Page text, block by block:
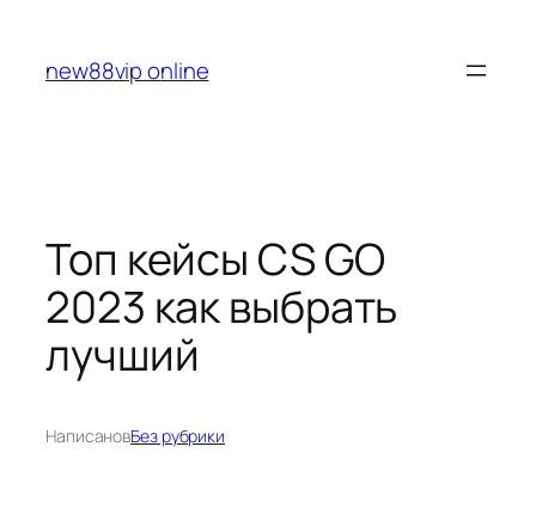
содержимому
new88vip online
Топ кейсы CS GO
2023 как выбрать
лучший
НаписановБез рубрики